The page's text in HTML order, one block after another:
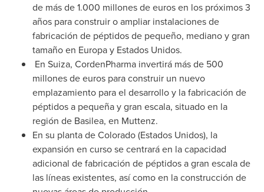
de más de 1.000 millones de euros en los próximos 3
años para construir o ampliar instalaciones de
fabricación de péptidos de pequeño, mediano y gran
tamaño en Europa y Estados Unidos.
En Suiza, CordenPharma invertirá más de 500
millones de euros para construir un nuevo
emplazamiento para el desarrollo y la fabricación de
péptidos a pequeña y gran escala, situado en la
región de Basilea, en Muttenz.
En su planta deColorado(Estados Unidos), la
expansión en curso se centrará en la capacidad
adicional de fabricación de péptidos a gran escala de
las líneas existentes, así como en la construcción de